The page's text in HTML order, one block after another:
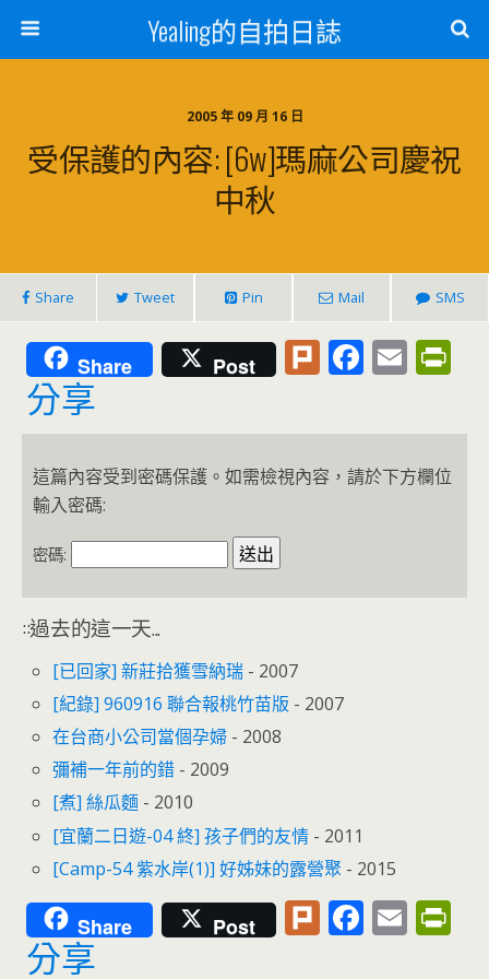
Yealing的自拍日誌
2005 年 09 月 16 日
受保護的內容: [6w]瑪麻公司慶祝
中秋
Share Tweet Pin Mail SMS
Share Post Pl
rk
F
e
b
o
E
ai
l
tF
e
y
分享
這篇內容受到密碼保護。如需檢視內容，請於下方欄位
輸入密碼:
密碼:
::過去的這一天...
[已回家] 新莊拾獲雪納瑞 - 2007
[紀錄] 960916 聯合報桃竹苗版 - 2007
在台商小公司當個孕婦 - 2008
彌補一年前的錯 - 2009
[煮] 絲瓜麵 - 2010
[宜蘭二日遊-04 終] 孩子們的友情 - 2011
[Camp-54 紫水岸(1)] 好姊妹的露營聚 - 2015
Share Post Pl F E
分享